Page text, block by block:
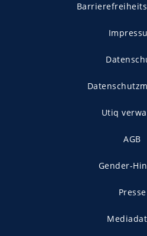
Utiq
AGB
Gender-
Presse